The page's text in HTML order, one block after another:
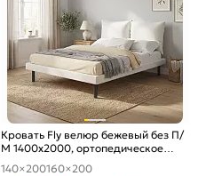
Кровать Fly велюр бежевый без П/
М 1400x2000, ортопедическое
основание, изголовье мягкое
140×200160×200